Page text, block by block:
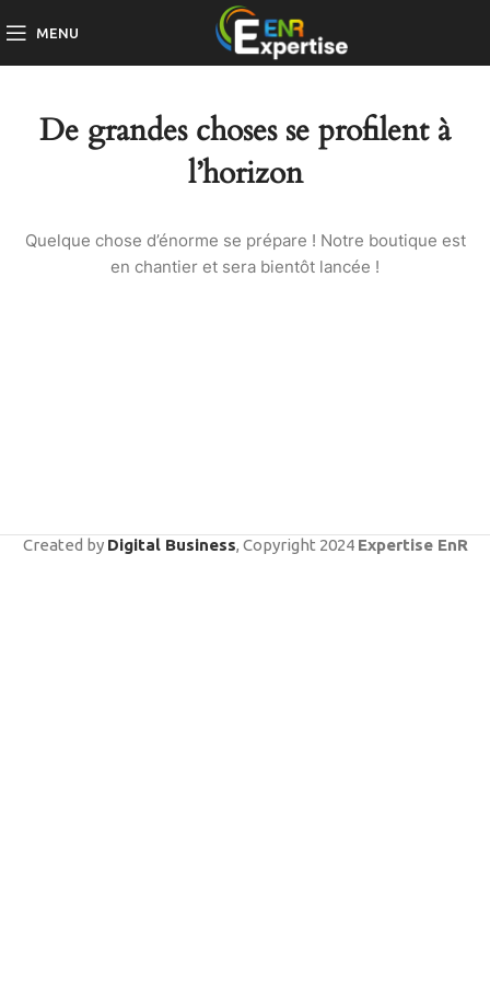
MENU
De grandes choses se profilent à
l’horizon
Quelque chose d’énorme se prépare ! Notre boutique est
en chantier et sera bientôt lancée !
Created by Digital Business, Copyright 2024 Expertise EnR